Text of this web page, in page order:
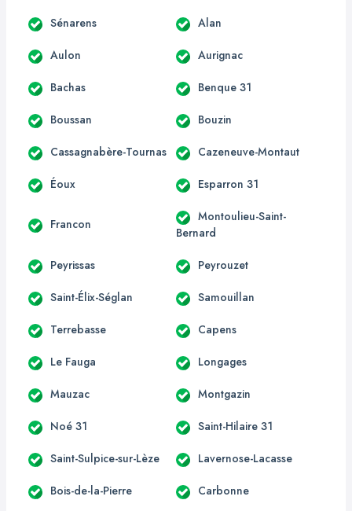
Sénarens Alan
Aulon Aurignac
Bachas Benque 31
Boussan Bouzin
Cassagnabère-Tournas Cazeneuve-Montaut
Éoux Esparron 31
Francon
Montoulieu-Saint-
Bernard
Peyrissas Peyrouzet
Saint-Élix-Séglan Samouillan
Terrebasse Capens
Le Fauga Longages
Mauzac Montgazin
Noé 31 Saint-Hilaire 31
Saint-Sulpice-sur-Lèze Lavernose-Lacasse
Bois-de-la-Pierre Carbonne